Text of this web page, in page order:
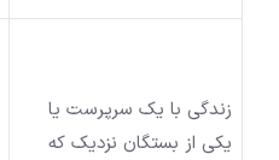
زندگی با یک سرپرست یا
یکی از بستگان نزدیک که